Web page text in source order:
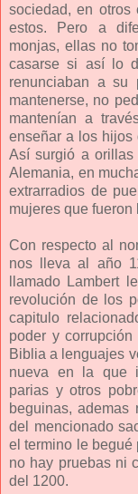
sociedad, en
estos. Pero a
monjas, ellas no
casarse si así lo
renunciaban a su
mantenerse, no
mantenían a
enseñar a los hijos
Así surgió a
Alemania, en
extrarradios de
mujeres que
Con respecto al
nos lleva al año
llamado Lambert
revolución de los
capitulo
poder y
Biblia a lenguajes
nueva en la que
parias y otros
beguinas,
del mencionado
el termino le begué
no hay pruebas ni
del 1200.